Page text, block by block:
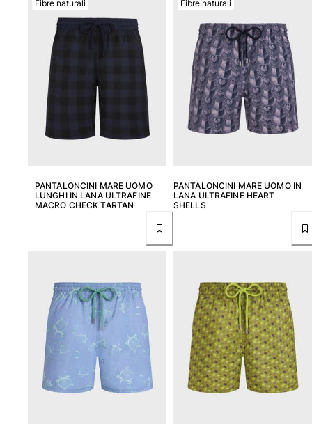
PANTALONCINI MARE UOMO
LUNGHI IN LANA ULTRAFINE
MACRO CHECK TARTAN
Fibre naturali
PANTALONCINI MARE UOMO IN
LANA ULTRAFINE HEART
SHELLS
Fibre naturali